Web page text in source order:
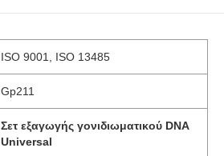
ISO 9001, ISO 13485
Gp211
Σετ εξαγωγής γονιδιωματικού DNA
Universal